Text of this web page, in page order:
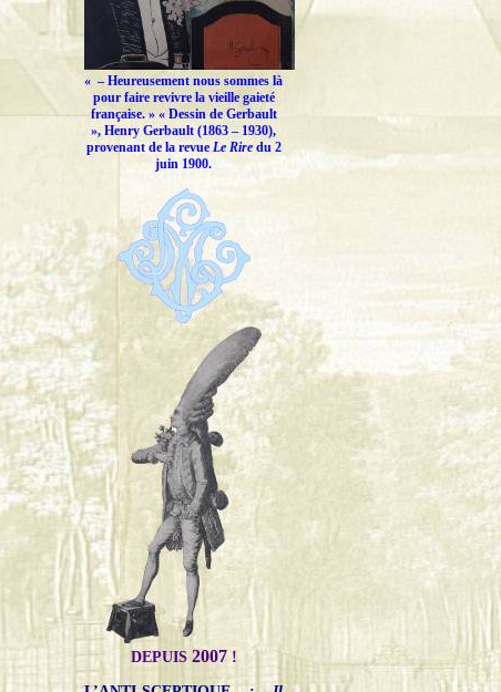
« – Heureusement nous sommes là
pour faire revivre la vieille gaieté
française.» « Dessin de Gerbault
», Henry Gerbault (1863 – 1930),
provenant de la revue Le Riredu 2
juin 1900.
DEPUIS 2007!